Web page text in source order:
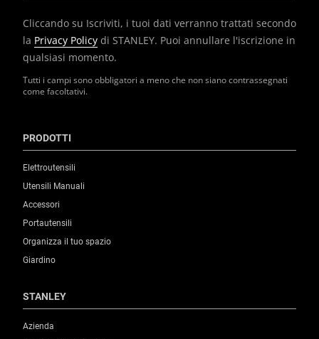
Tutti i campi sono obbligatori a meno che non siano contrassegnati
come facoltativi.
Cliccando su Iscriviti, i tuoi dati verranno trattati secondo
la Privacy Policy di STANLEY. Puoi annullare l'iscrizione in
qualsiasi momento.
PRODOTTI
Elettroutensili
Utensili Manuali
Accessori
Portautensili
Organizza il tuo spazio
Giardino
STANLEY
Azienda